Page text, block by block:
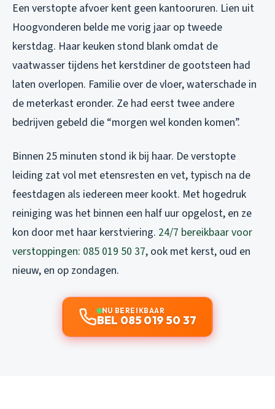
Een verstopte afvoer kent geen kantooruren. Lien uit
Hoogvonderen belde me vorig jaar op tweede
kerstdag. Haar keuken stond blank omdat de
vaatwasser tijdens het kerstdiner de gootsteen had
laten overlopen. Familie over de vloer, waterschade in
de meterkast eronder. Ze had eerst twee andere
bedrijven gebeld die “morgen wel konden komen”.
Binnen 25 minuten stond ik bij haar. De verstopte
leiding zat vol met etensresten en vet, typisch na de
feestdagen als iedereen meer kookt. Met hogedruk
reiniging was het binnen een half uur opgelost, en ze
kon door met haar kerstviering. 24/7 bereikbaar voor
verstoppingen: 085 019 50 37, ook met kerst, oud en
nieuw, en op zondagen.
NU BEREIKBAAR
BEL 085 019 50 37